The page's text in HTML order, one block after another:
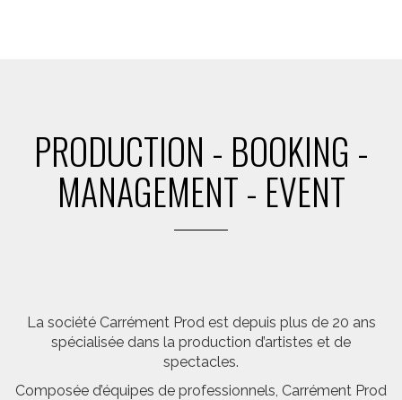
PRODUCTION - BOOKING -
MANAGEMENT - EVENT
La société Carrément Prod est depuis plus de 20 ans
spécialisée dans la production d’artistes et de
spectacles.
Composée d’équipes de professionnels, Carrément Prod